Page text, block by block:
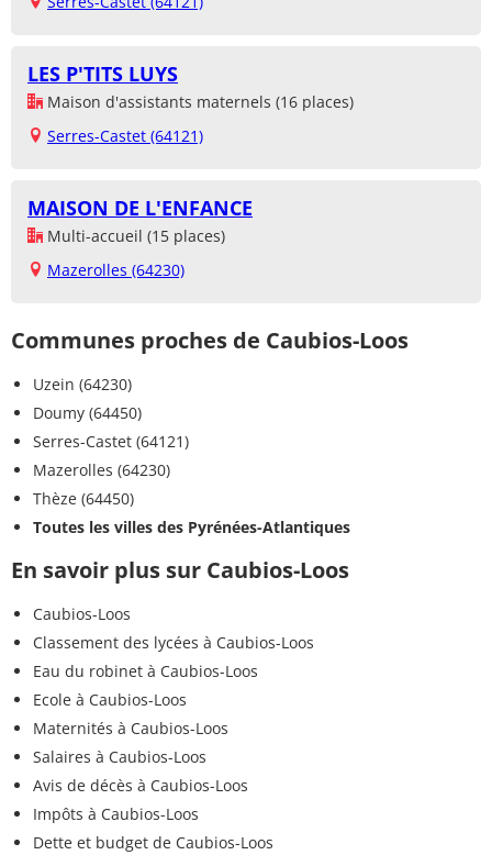
LES P'TITS LUYS
Maison d'assistants maternels (16 places)
Serres-Castet (64121)
MAISON DE L'ENFANCE
Multi-accueil (15 places)
Mazerolles (64230)
Communes proches de Caubios-Loos
Uzein (64230)
Doumy (64450)
Serres-Castet (64121)
Mazerolles (64230)
Thèze (64450)
Toutes les villes des Pyrénées-Atlantiques
En savoir plus sur Caubios-Loos
Caubios-Loos
Classement des lycées à Caubios-Loos
Eau du robinet à Caubios-Loos
Ecole à Caubios-Loos
Maternités à Caubios-Loos
Salaires à Caubios-Loos
Avis de décès à Caubios-Loos
Impôts à Caubios-Loos
Dette et budget de Caubios-Loos